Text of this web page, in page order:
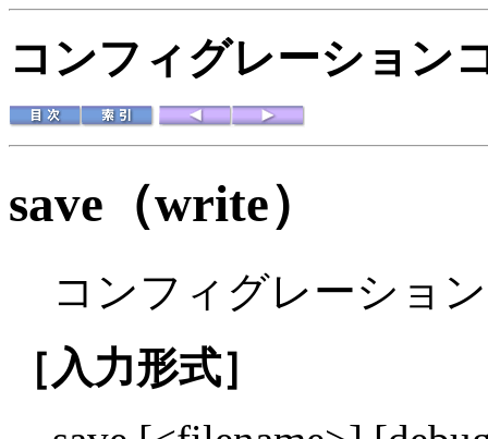
コンフィグレーション
save （write）
コンフィグレーショ
［入力形式］